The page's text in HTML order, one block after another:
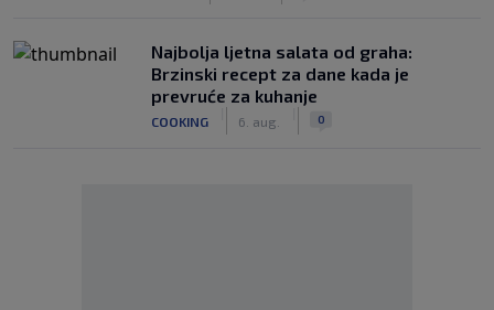
Najbolja ljetna salata od graha:
Brzinski recept za dane kada je
prevruće za kuhanje
COOKING 6. aug. 0